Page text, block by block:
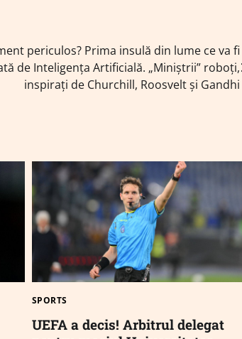
periculos? Prima insulă din lume ce va fi
de Inteligența Artificială. „Miniștrii” roboți,
inspirați de Churchill, Roosvelt și Gandhi
SPORTS
UEFA a decis! Arbitrul delegat